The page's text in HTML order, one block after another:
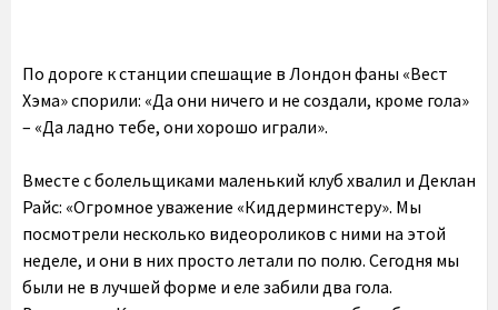
По дороге к станции спешащие в Лондон фаны «Вест
Хэма» спорили: «Да они ничего и не создали, кроме гола»
– «Да ладно тебе, они хорошо играли».
Вместе с болельщиками маленький клуб хвалил и Деклан
Райс: «Огромное уважение «Киддерминстеру». Мы
посмотрели несколько видеороликов с ними на этой
неделе, и они в них просто летали по полю. Сегодня мы
были не в лучшей форме и еле забили два гола.